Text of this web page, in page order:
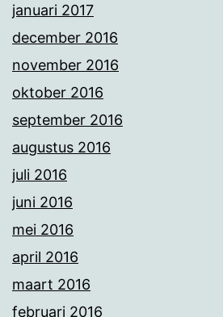
januari 2017
december 2016
november 2016
oktober 2016
september 2016
augustus 2016
juli 2016
juni 2016
mei 2016
april 2016
maart 2016
februari 2016